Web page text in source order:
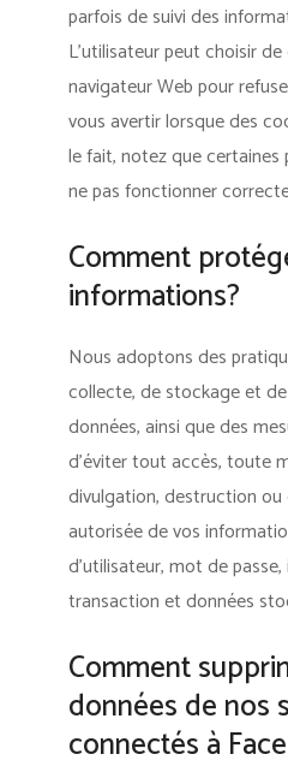
parfois de suivi des
L’utilisateur peut choisir
navigateur Web pour
vous avertir lorsque des
le fait, notez que
ne pas fonctionner
Comment
informations?
Nous adoptons des
collecte, de stockage et
données, ainsi que des
d’éviter tout accès, toute
divulgation, destruction
autorisée de vos
d’utilisateur, mot de
transaction et données
Comment
données de nos
connectés à